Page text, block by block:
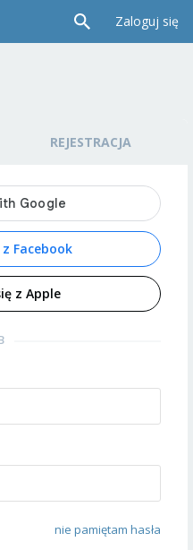
Zaloguj się
REJESTRACJA
Facebook
z Apple
nie pamiętam hasła